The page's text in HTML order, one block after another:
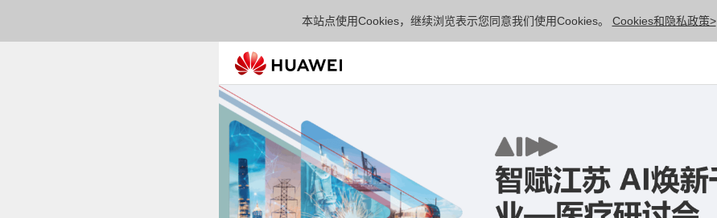
本站点使用Cookies，继续浏览表示您同意我们使用Cookies。 Cookies和隐私政策>